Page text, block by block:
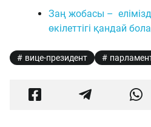
Заң жобасы –
өкілеттігі қандай
вице-президент